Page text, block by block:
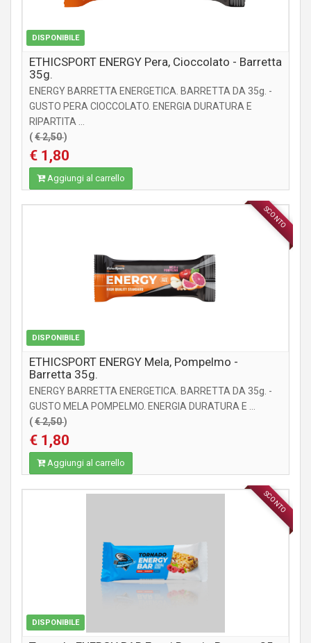
DISPONIBILE
ETHICSPORT ENERGY Pera, Cioccolato - Barretta
35g.
ENERGY BARRETTA ENERGETICA. BARRETTA DA 35g. -
GUSTO PERA CIOCCOLATO. ENERGIA DURATURA E
RIPARTITA ...
(€ 2,50)
€ 1,80
Aggiungi al carrello
SCONTO
DISPONIBILE
INTEGRATORI
ETHICSPORT ENERGY Mela, Pompelmo -
Barretta 35g.
ENERGY BARRETTA ENERGETICA. BARRETTA DA 35g. -
GUSTO MELA POMPELMO. ENERGIA DURATURA E ...
(€ 2,50)
€ 1,80
Aggiungi al carrello
SCONTO
DISPONIBILE
INTEGRATORI